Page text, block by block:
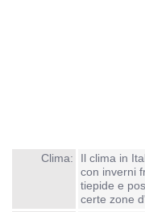
Clima:
Il clima in
con inverni
tiepide e
certe zone